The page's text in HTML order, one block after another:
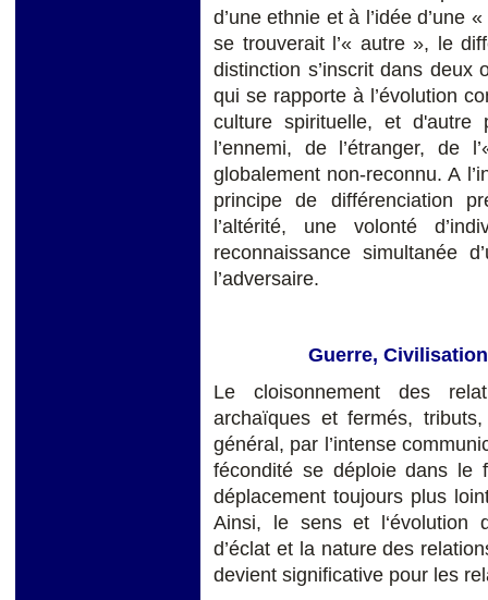
d’une ethnie et à l’idée d’une
se trouverait l’« autre », le
distinction s’inscrit dans deux
qui se rapporte à l’évolution
culture spirituelle, et d'autre
l’ennemi, de l’étranger, de
globalement non-reconnu. A
principe de différenciation
l’altérité, une volonté
reconnaissance simultanée
l’adversaire.
Guerre,
Le cloisonnement des
archaïques et fermés,
général, par l’intense
fécondité se déploie dans le
déplacement toujours plus
Ainsi, le sens et l‘évolution
d’éclat et la nature des
devient significative pour les